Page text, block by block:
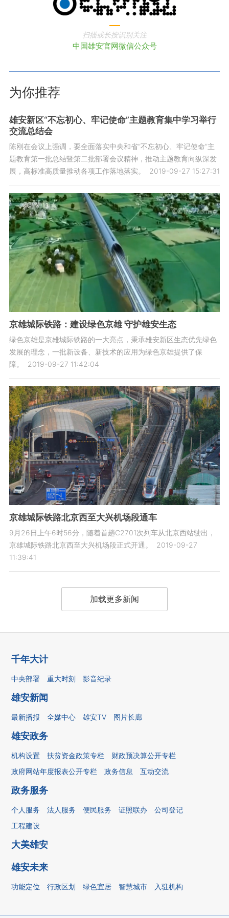
扫描或长按识别关注
中国雄安官网微信公众号
为你推荐
雄安新区“不忘初心、牢记使命”主题教育集中学习举行
交流总结会
陈刚在会议上强调，要全面落实中央和省“不忘初心、牢记使命”主
题教育第一批总结暨第二批部署会议精神，推动主题教育向纵深发
展，高标准高质量推动各项工作落地落实。
2019-09-27 15:27:31
京雄城际铁路：建设绿色京雄 守护雄安生态
绿色京雄是京雄城际铁路的一大亮点，秉承雄安新区生态优先绿色
发展的理念，一批新设备、新技术的应用为绿色京雄提供了保
障。
2019-09-27 11:42:04
京雄城际铁路北京西至大兴机场段通车
9月26日上午6时56分，随着首趟C2701次列车从北京西站驶出，
京雄城际铁路北京西至大兴机场段正式开通。
2019-09-27
11:39:41
加载更多新闻
千年大计
中央部署 重大时刻 影音纪录
雄安新闻
最新播报 全媒中心 雄安TV 图片长廊
雄安政务
机构设置 扶贫资金政策专栏
财政预决算公开专栏
政府网站年度报表公开专栏
政务信息 互动交流
政务服务
个人服务 法人服务 便民服务 证照联办
公司登记
工程建设
大美雄安
雄安未来
功能定位 行政区划 绿色宜居 智慧城市 入驻机构